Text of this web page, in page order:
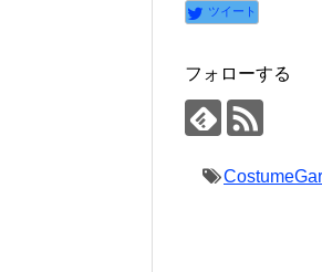
ツイート
フォローする